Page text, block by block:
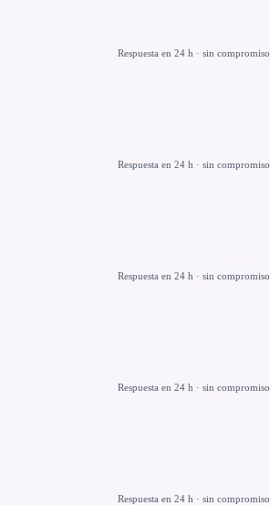
Respuesta en 24 h · sin compromiso
Respuesta en 24 h · sin compromiso
Respuesta en 24 h · sin compromiso
Respuesta en 24 h · sin compromiso
Respuesta en 24 h · sin compromiso